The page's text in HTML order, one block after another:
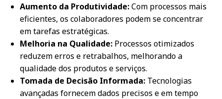
Aumento da Produtividade:Com processos mais
eficientes, os colaboradores podem se concentrar
em tarefas estratégicas.
Melhoria na Qualidade: Processos otimizados
reduzem erros e retrabalhos, melhorando a
qualidade dos produtos e serviços.
Tomada de Decisão Informada: Tecnologias
avançadas fornecem dados precisos e em tempo